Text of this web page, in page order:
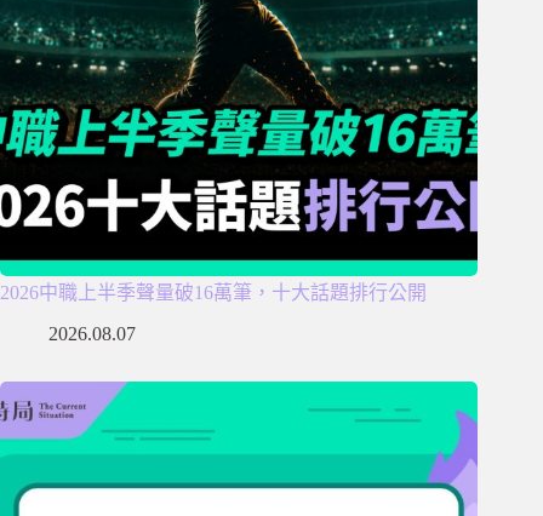
2026中職上半季聲量破16萬筆，十大話題排行公開
2026.08.07